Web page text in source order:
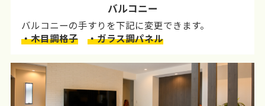
バルコニー
バルコニーの手すりを下記に変更できます。
・木目調格子
・ガラス調パネル